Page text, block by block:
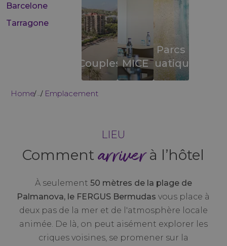
Barcelone
Tarragone
CouplesMICE
Parcs
aquatiques
Home ... Emplacement
LIEU
Commentarriverà l’hôtel
À seulement 50 mètres de la plage de
Palmanova, le FERGUS Bermudasvous place à
deux pas de la mer et de l'atmosphère locale
animée. De là, on peut aisément explorer les
criques voisines, se promener sur la